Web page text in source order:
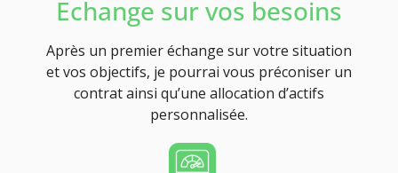
Echange sur vos besoins
Après un premier échange sur votre situation
et vos objectifs, je pourrai vous préconiser un
contrat ainsi qu’une allocation d’actifs
personnalisée.